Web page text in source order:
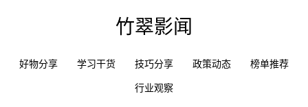
竹翠影闻
好物分享 学习干货 技巧分享 政策动态
榜单推荐
行业观察